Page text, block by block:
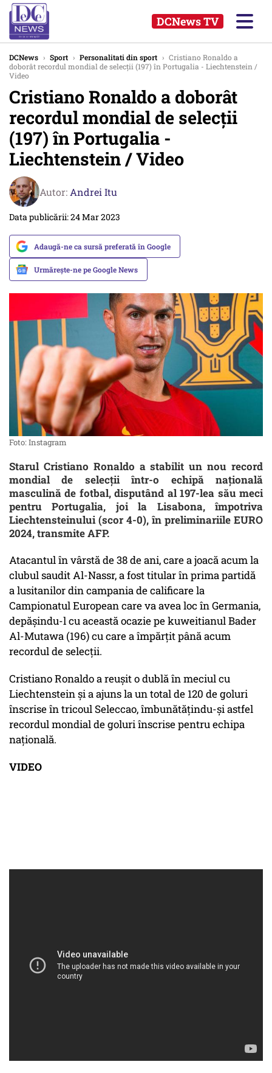
DCNews TV
DCNews › Sport › Personalitati din sport › Cristiano Ronaldo a
doborât recordul mondial de selecţii (197) în Portugalia - Liechtenstein /
Video
Cristiano Ronaldo a doborât
recordul mondial de selecţii
(197) în Portugalia -
Liechtenstein / Video
Autor: Andrei Itu
Data publicării: 24 Mar 2023
Adaugă-ne ca sursă preferată în Google
Urmărește-ne pe Google News
Foto: Instagram
Starul Cristiano Ronaldo a stabilit un nou record
mondial de selecţii într-o echipă naţională
masculină de fotbal, disputând al 197-lea său meci
pentru Portugalia, joi la Lisabona, împotriva
Liechtensteinului (scor 4-0), în preliminariile EURO
2024, transmite AFP.
Atacantul în vârstă de 38 de ani, care a joacă acum la
clubul saudit Al-Nassr, a fost titular în prima partidă
a lusitanilor din campania de calificare la
Campionatul European care va avea loc în Germania,
depăşindu-l cu această ocazie pe kuweitianul Bader
Al-Mutawa (196) cu care a împărţit până acum
recordul de selecţii.
Cristiano Ronaldo a reuşit o dublă în meciul cu
Liechtenstein şi a ajuns la un total de 120 de goluri
înscrise în tricoul Seleccao, îmbunătăţindu-şi astfel
recordul mondial de goluri înscrise pentru echipa
naţională.
VIDEO